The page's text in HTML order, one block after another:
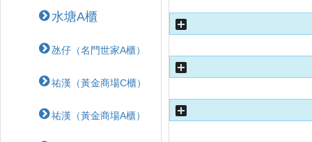
水塘A櫃
氹仔（名門世家A櫃）
祐漢（黃金商場C櫃）
祐漢（黃金商場A櫃）